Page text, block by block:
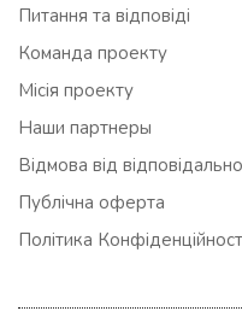
Питання та відповіді
Команда проекту
Місія проекту
Наши партнеры
Відмова від
Публічна оферта
Політика